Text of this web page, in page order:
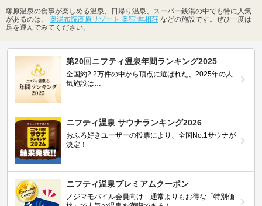
塚原温泉の食事が楽しめる温泉、日帰り温泉、スーパー銭湯の中でも特に人気
があるのは、 奥湯布院高原リゾート 奥宿 無相荘 などの施設です。ぜひ一度は
足を運んでみてください。
第20回ニフティ温泉年間ランキング2025
全国約2.2万件の中から頂点に選ばれた、2025年の人
気施設は…
ニフティ温泉 サウナランキング2026
おふろ好きユーザーの投票により、全国No.1サウナが
決定！
ニフティ温泉プレミアムクーポン
ノジマモバイル会員向け 通常よりもお得な「特別価